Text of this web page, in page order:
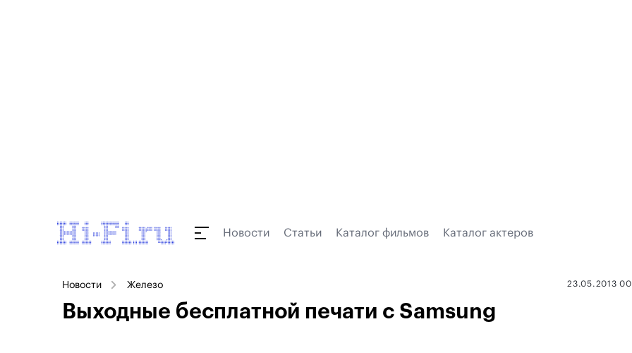
Новости Статьи Каталог фильмов Каталог актеров
Новости Железо 23.05.2013
Выходные бесплатной печати с Samsung